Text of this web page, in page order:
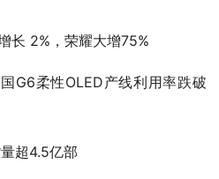
长 2%，荣耀大增75%
G6柔性OLED产线利用率跌破
超4.5亿部